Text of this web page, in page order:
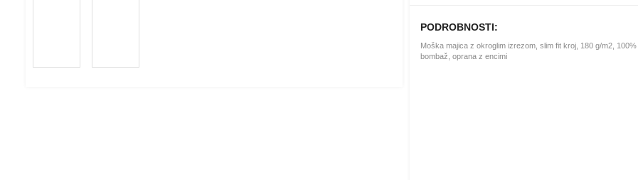
PODROBNOSTI:
Moška majica z okroglim izrezom, slim fit kroj, 180 g/m2, 100%
bombaž, oprana z encimi